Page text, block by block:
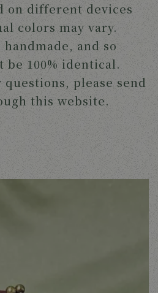
on different devices
colors may vary.
and so
be 100% identical.
questions, please send
this website.